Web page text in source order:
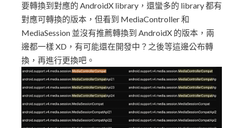
要轉換到對應的 AndroidX library，還蠻多的 library 都有
對應可轉換的版本，但看到 MediaController 和
MediaSession 並沒有推薦轉換到 AndroidX 的版本，兩
邊都一樣 XD，有可能還在開發中？之後等這邊公布轉
換，再進行更換吧。